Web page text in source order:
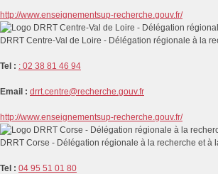
http://www.enseignementsup-recherche.gouv.fr/
DRRT Centre-Val de Loire - Délégation régionale à la
Tel : : 02 38 81 46 94
Email : drrt.centre@recherche.gouv.fr
http://www.enseignementsup-recherche.gouv.fr/
DRRT Corse - Délégation régionale à la recherche et à
Tel : 04 95 51 01 80